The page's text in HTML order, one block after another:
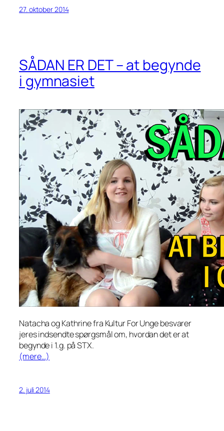
27. oktober 2014
SÅDAN ER DET – at begynde
i gymnasiet
Natacha og Kathrine fra Kultur For Unge besvarer
jeres indsendte spørgsmål om, hvordan det er at
begynde i 1.g. på STX.
(mere…)
2. juli 2014